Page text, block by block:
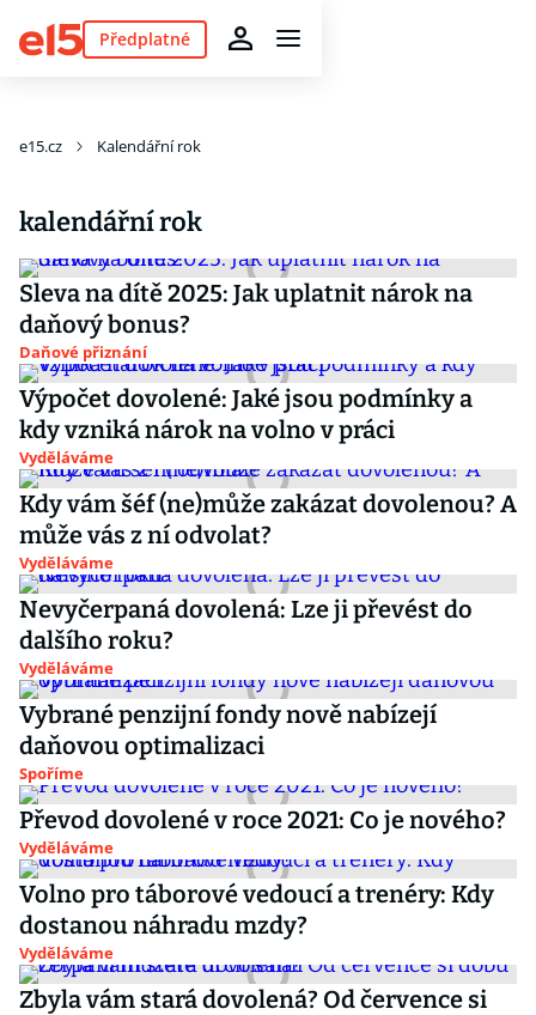
Předplatné
e15.cz Kalendářní rok
kalendářní rok
Sleva na dítě 2025: Jak uplatnit nárok na
daňový bonus?
Daňové přiznání
Výpočet dovolené: Jaké jsou podmínky a
kdy vzniká nárok na volno v práci
Vyděláváme
Kdy vám šéf (ne)může zakázat dovolenou? A
může vás z ní odvolat?
Vyděláváme
Nevyčerpaná dovolená: Lze ji převést do
dalšího roku?
Vyděláváme
Vybrané penzijní fondy nově nabízejí
daňovou optimalizaci
Spoříme
Převod dovolené v roce 2021: Co je nového?
Vyděláváme
Volno pro táborové vedoucí a trenéry: Kdy
dostanou náhradu mzdy?
Vyděláváme
Zbyla vám stará dovolená? Od července si